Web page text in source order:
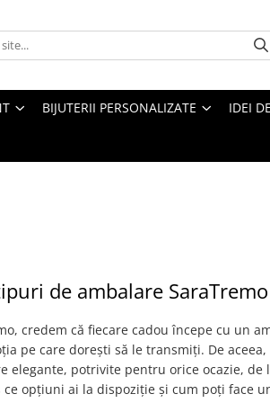
BIJUTERII PERSONALIZATE IDEI
de ambalare
credem că fiecare cadou începe cu un
pe care dorești să le transmiți. De
elegante, potrivite pentru orice ocazie, de
ce opțiuni ai la dispoziție și cum poți face